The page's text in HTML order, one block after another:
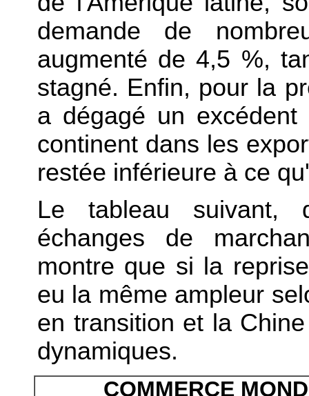
demande de
augmenté de 4,5 %,
stagné. Enfin, pour la
a dégagé un
continent dans les
restée inférieure à ce
Le tableau suivant,
échanges de
montre que si la
eu la même ampleur
en transition et la
dynamiques.
COMMERCE